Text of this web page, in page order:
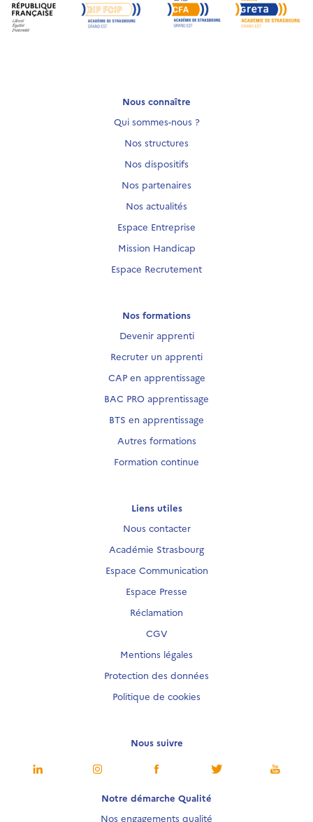
Nous connaître
Qui sommes-nous ?
Nos structures
Nos dispositifs
Nos partenaires
Nos actualités
Espace Entreprise
Mission Handicap
Espace Recrutement
Nos formations
Devenir apprenti
Recruter un apprenti
CAP en apprentissage
BAC PRO apprentissage
BTS en apprentissage
Autres formations
Formation continue
Liens utiles
Nous contacter
Académie Strasbourg
Espace Communication
Espace Presse
Réclamation
CGV
Mentions légales
Protection des données
Politique de cookies
Nous suivre
Notre démarche Qualité
Nos engagements qualité